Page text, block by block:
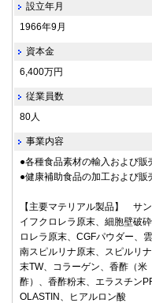
設立年月
1966年9月
資本金
6,400万円
従業員数
80人
事業内容
●各種食品素材の輸入および販
●健康補助食品の加工および販
【主要マテリアル製品】 サ
イフクロレラ原末、細胞壁破
ロレラ原末、CGFパウダー、雲
南スピルリナ原末、スピルリ
末TW、コラーゲン、香酢（米
酢）、香酢粉末、エラスチン
OLASTIN、ヒアルロン酸